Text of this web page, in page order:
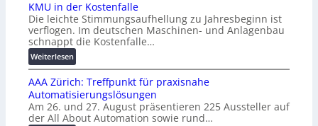
KMU in der Kostenfalle
Die leichte Stimmungsaufhellung zu Jahresbeginn ist
verflogen. Im deutschen Maschinen- und Anlagenbau
schnappt die Kostenfalle…
Weiterlesen:
K
M
U
i
n
AAA Zürich: Treffpunkt für praxisnahe
Automatisierungslösungen
Am 26. und 27. August präsentieren 225 Aussteller auf
der All About Automation sowie rund…